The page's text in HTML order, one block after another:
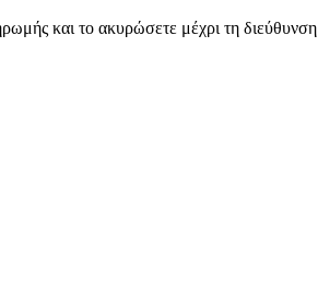
και το ακυρώσετε μέχρι τη διεύθυνση